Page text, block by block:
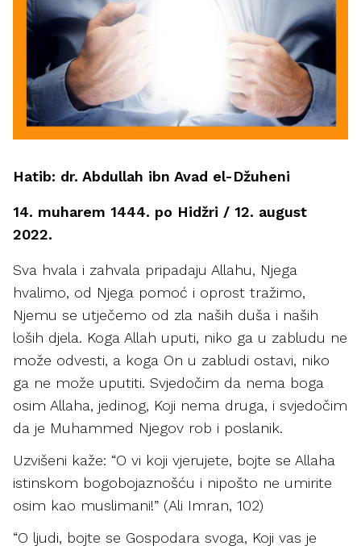
Hatib: dr. Abdullah ibn Avad el-Džuheni
14. muharem 1444. po Hidžri / 12. august
2022.
Sva hvala i zahvala pripadaju Allahu, Njega
hvalimo, od Njega pomoć i oprost tražimo,
Njemu se utječemo od zla naših duša i naših
loših djela. Koga Allah uputi, niko ga u zabludu ne
može odvesti, a koga On u zabludi ostavi, niko
ga ne može uputiti. Svjedočim da nema boga
osim Allaha, jedinog, Koji nema druga, i svjedočim
da je Muhammed Njegov rob i poslanik.
Uzvišeni kaže: “O vi koji vjerujete, bojte se Allaha
istinskom bogobojaznošću i nipošto ne umirite
osim kao muslimani!” (Ali Imran, 102)
“O ljudi, bojte se Gospodara svoga, Koji vas je